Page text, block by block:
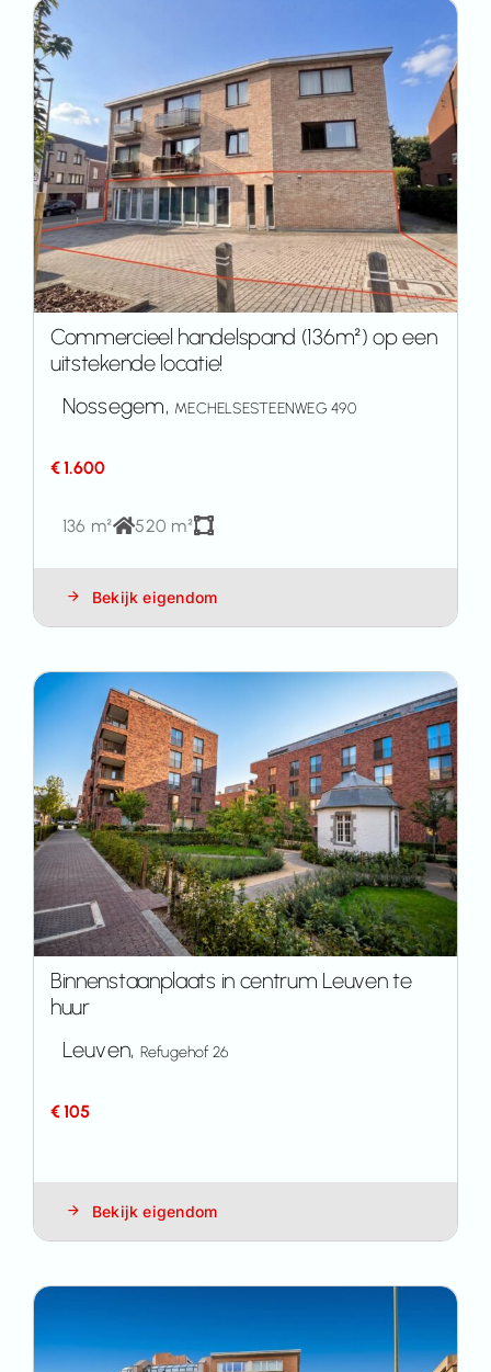
Commercieel handelspand (136m²) op een
uitstekende locatie!
Nossegem, MECHELSESTEENWEG 490
€ 1.600
136 m² 520 m²
Bekijk eigendom
Binnenstaanplaats in centrum Leuven te
huur
Leuven, Refugehof 26
€ 105
Bekijk eigendom